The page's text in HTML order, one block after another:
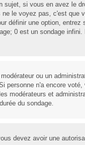
sujet, si vous en avez le
ne le voyez pas, c'est que
définir une option, entrez
0 est un sondage
ou un
personne n'a encore
modérateurs et
du sondage.
devez avoir une